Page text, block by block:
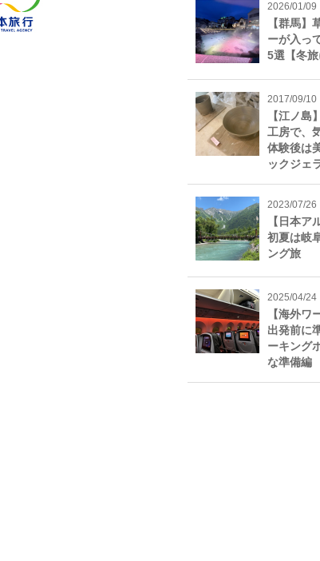
2026/01/09
【群馬】
ーが入っ
5選【冬旅
2017/09/10
【江ノ島
工房で、
体験後は
ックジェ
2023/07/26
【日本ア
初夏は岐
ング旅
2025/04/24
【海外ワ
出発前に
ーキング
な準備編